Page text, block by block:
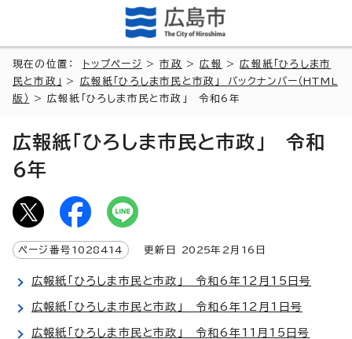
現在の位置： トップページ >市政 >広報 >広報紙「ひろしま市
民と市政」
> 広報紙「ひろしま市民と市政」 バックナンバー（HTML
版）
> 広報紙「ひろしま市民と市政」 令和6年
広報紙「ひろしま市民と市政」 令和
6年
ページ番号 1028414 更新日 2025年2月 16 日
広報紙「ひろしま市民と市政」 令和6年12月15日号
広報紙「ひろしま市民と市政」 令和6年12月1日号
広報紙「ひろしま市民と市政」 令和6年11月15日号